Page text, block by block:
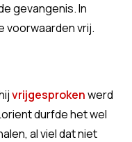
gevangenis. In
voorwaarden vrij.
vrijgesprokenwerd
durfde het wel
al viel dat niet